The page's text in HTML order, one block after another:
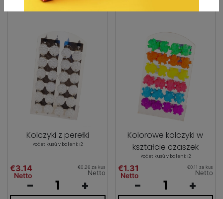
Kolczyki z perełki
Počet kusů v balení: 12
€3.14
Netto
€0.26 za kus
Netto
- +
Kolorowe kolczyki w
kształcie czaszek
Počet kusů v balení: 12
€1.31
Netto
€0.11 za kus
Netto
- +